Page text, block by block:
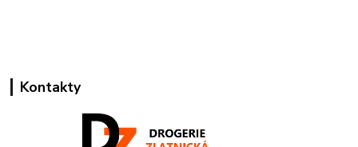
Kontakty